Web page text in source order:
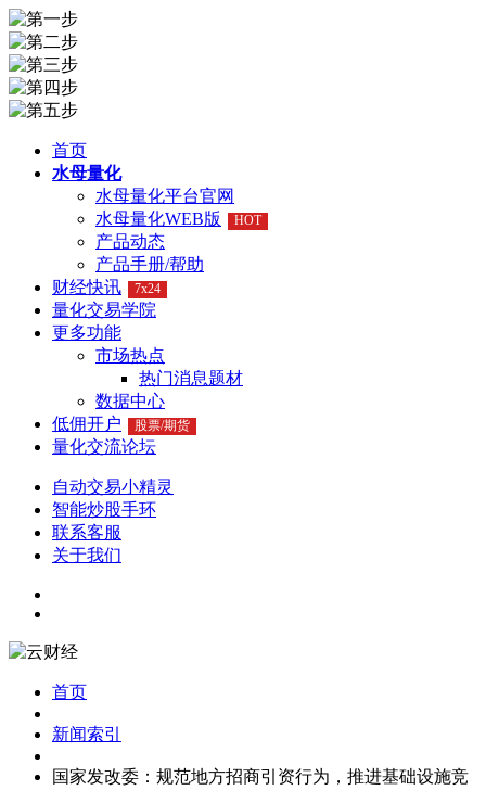
首页
水母量化
水母量化平台官网
水母量化WEB版
HOT
产品动态
产品手册/帮助
财经快讯
7x24
量化交易学院
更多功能
市场热点
热门消息题材
数据中心
低佣开户
股票/期货
量化交流论坛
自动交易小精灵
智能炒股手环
联系客服
关于我们
首页
新闻索引
国家发改委：规范地方招商引资行为，推进基础设施竞